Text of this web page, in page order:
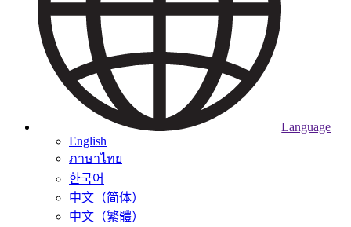
Language
English
ภาษาไทย
한국어
中文（简体）
中文（繁體）